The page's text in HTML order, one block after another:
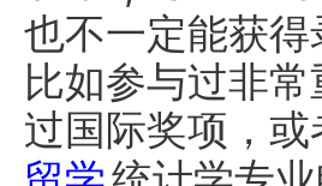
也不一定能获
比如参与过非
过国际奖项，